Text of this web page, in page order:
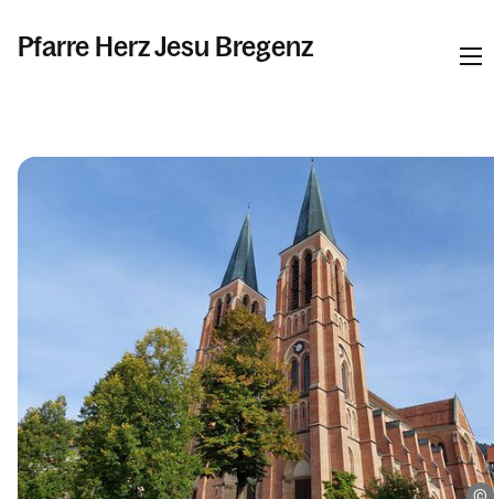
Pfarre Herz Jesu Bregenz
Kontakt